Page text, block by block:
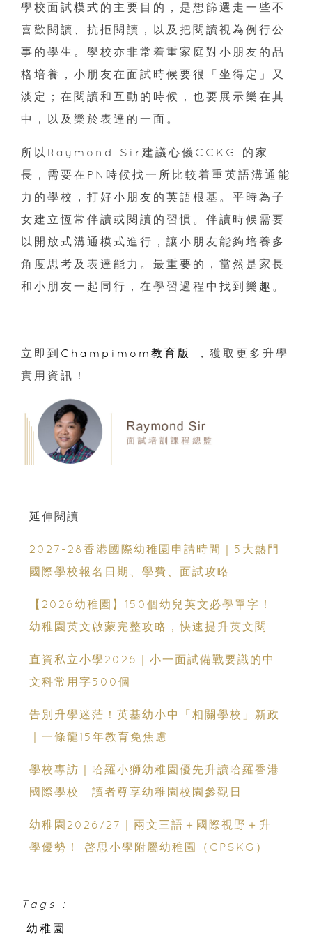
學校面試模式的主要目的，是想篩選走一些不
喜歡閱讀、抗拒閱讀，以及把閱讀視為例行公
事的學生。學校亦非常着重家庭對小朋友的品
格培養，小朋友在面試時候要很「坐得定」又
淡定；在閱讀和互動的時候，也要展示樂在其
中，以及樂於表達的一面。
所以Raymond Sir建議心儀CCKG 的家
長，需要在PN時候找一所比較着重英語溝通能
力的學校，打好小朋友的英語根基。平時為子
女建立恆常伴讀或閱讀的習慣。伴讀時候需要
以開放式溝通模式進行，讓小朋友能夠培養多
角度思考及表達能力。最重要的，當然是家長
和小朋友一起同行，在學習過程中找到樂趣。
立即到 Champimom教育版
，獲取更多升學
實用資訊！
延伸閱讀 :
2027-28香港國際幼稚園申請時間｜5大熱門
國際學校報名日期、學費、面試攻略
【2026幼稚園】150個幼兒英文必學單字！
幼稚園英文啟蒙完整攻略，快速提升英文閱讀
直資私立小學2026｜小一面試備戰要識的中
文科常用字500個
告別升學迷茫！英基幼小中「相關學校」新政
｜一條龍15年教育免焦慮
學校專訪｜哈羅小獅幼稚園優先升讀哈羅香港
國際學校 讀者尊享幼稚園校園參觀日
幼稚園2026/27｜兩文三語＋國際視野＋升
學優勢！ 啓思小學附屬幼稚園（CPSKG）
Tags :
幼稚園